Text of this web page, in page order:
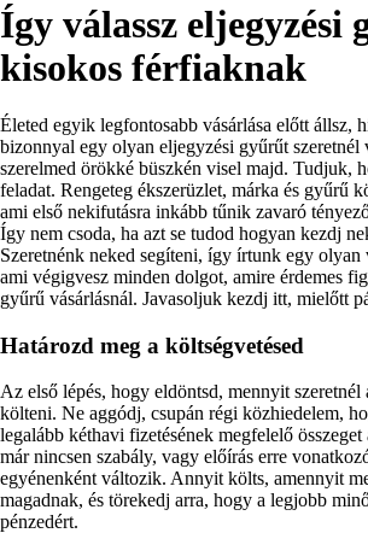
Így válassz eljegyzési
kisokos férfiaknak
Életed egyik legfontosabb vásárlása előtt állsz,
bizonnyal egy olyan eljegyzési gyűrűt szeretnél
szerelmed örökké büszkén visel majd. Tudjuk,
feladat. Rengeteg ékszerüzlet, márka és gyűrű
ami első nekifutásra inkább tűnik zavaró
Így nem csoda, ha azt se tudod hogyan kezdj
Szeretnénk neked segíteni, így írtunk egy olyan
ami végigvesz minden dolgot, amire érdemes
gyűrű vásárlásnál. Javasoljuk kezdj itt, mielőtt
Határozd meg a költségvetésed
Az első lépés, hogy eldöntsd, mennyit
költeni. Ne aggódj, csupán régi közhiedelem,
legalább kéthavi fizetésének megfelelő
már nincsen szabály, vagy előírás erre
egyénenként változik. Annyit költs, amennyit
magadnak, és törekedj arra, hogy a legjobb
pénzedért.